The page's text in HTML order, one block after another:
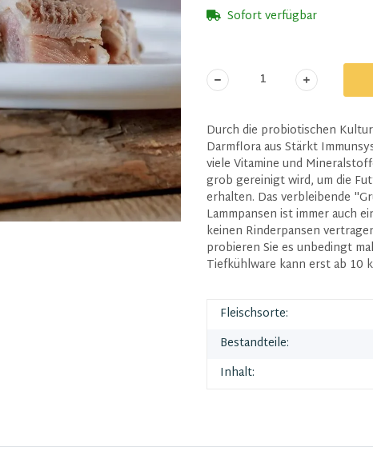
Sofort verfügbar
Durch die probiotischen
Darmflora aus Stärkt
viele Vitamine und
grob gereinigt wird, um die
erhalten. Das verbleibende
Lammpansen ist immer auch
keinen Rinderpansen
probieren Sie es unbedingt
Tiefkühlware kann erst ab 10
Fleischsorte:
Bestandteile:
Inhalt: